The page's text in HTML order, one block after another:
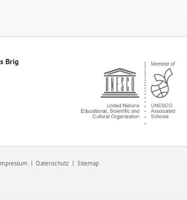
Brig
Datenschutz Sitemap